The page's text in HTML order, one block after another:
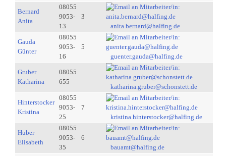
Bernard
Anita
08055
9053-
13
3
anita.bernard@halfing.de
Gauda
Günter
08055
9053-
16
5
guenter.gauda@halfing.de
Gruber
Katharina
08055
655
katharina.gruber@schonstett.de
Hinterstocker
Kristina
08055
9053-
25
7
kristina.hinterstocker@halfing.de
Huber
Elisabeth
08055
9053-
35
6
bauamt@halfing.de